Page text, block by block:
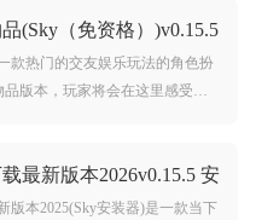
大家在本站下载游玩。
(Sky（免资格）)v0.15.5
款热门的交友娱乐玩法的角色扮
版本，玩家将会在这里感受到
面还可以将任务变大或者是变
一起手牵手在地图里飞翔或者
最新版本2026v0.15.5 安
版本2025(Sky安装器)是一款当下